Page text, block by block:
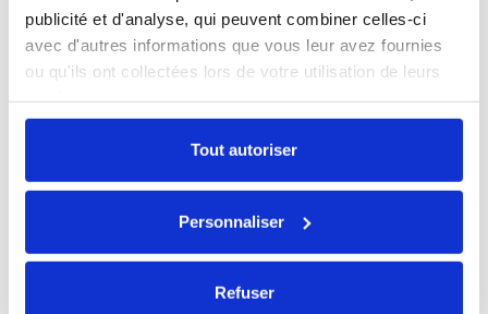
publicité et d'analyse, qui peuvent combiner celles-ci
avec d'autres informations que vous leur avez fournies
ou qu'ils ont collectées lors de votre utilisation de leurs
Tout autoriser
Personnaliser
Refuser